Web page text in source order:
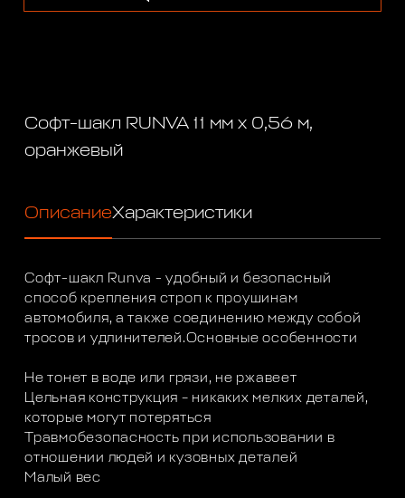
Софт-шакл RUNVA 11 мм x 0,56 м,
оранжевый
ОписаниеХарактеристики
Софт-шакл Runva - удобный и безопасный
способ крепления строп к проушинам
автомобиля, а также соединению между собой
тросов и удлинителей.Основные особенности
Не тонет в воде или грязи, не ржавеет
Цельная конструкция – никаких мелких деталей,
которые могут потеряться
Травмобезопасность при использовании в
отношении людей и кузовных деталей
Малый вес